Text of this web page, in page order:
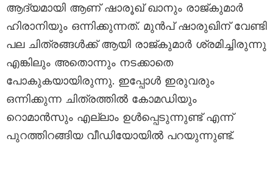
ആദ്യമായി ആണ് ഷാരൂഖ് ഖാനും രാജ്കുമാർ
ഹിരാനിയും ഒന്നിക്കുന്നത്. മുൻപ് ഷാരുഖിന് വേണ്ടി
പല ചിത്രങ്ങൾക്ക് ആയി രാജ്കുമാർ ശ്രമിച്ചിരുന്നു
എങ്കിലും അതൊന്നും നടക്കാതെ
പോകുകയായിരുന്നു. ഇപ്പോൾ ഇരുവരും
ഒന്നിക്കുന്ന ചിത്രത്തിൽ കോമഡിയും
റൊമാൻസും എല്ലാം ഉൾപ്പെടുന്നുണ്ട് എന്ന്
പുറത്തിറങ്ങിയ വീഡിയോയിൽ പറയുന്നുണ്ട്.